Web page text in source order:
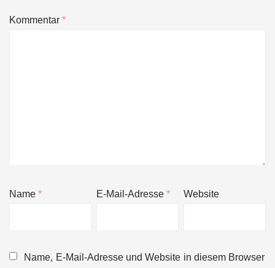
Kommentar*
Name* E-Mail-Adresse* Website
Name, E-Mail-Adresse und Website in diesem Browser